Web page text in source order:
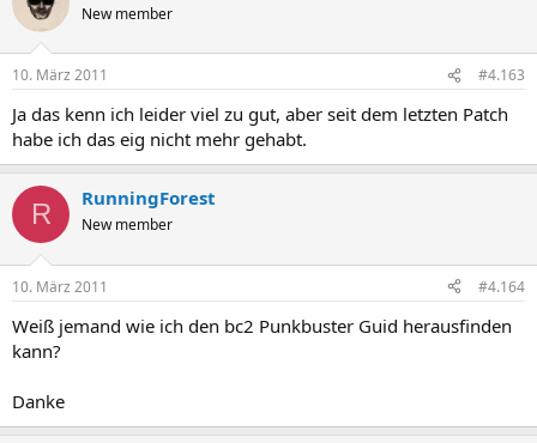
New member
10. März 2011 #4.163
Ja das kenn ich leider viel zu gut, aber seit dem letzten Patch
habe ich das eig nicht mehr gehabt.
R RunningForest
New member
10. März 2011 #4.164
Weiß jemand wie ich den bc2 Punkbuster Guid herausfinden
kann?
Danke